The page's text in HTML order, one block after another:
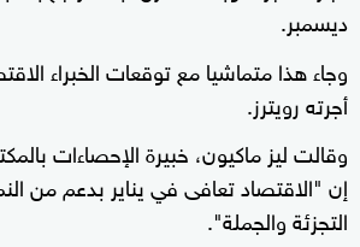
ديسمبر.
وجاء هذا متماشيا مع توقعات الخبراء
أجرته رويترز.
وقالت ليز ماكيون، خبيرة الإحصاءات
إن "الاقتصاد تعافى في يناير بدعم من
التجزئة والجملة".